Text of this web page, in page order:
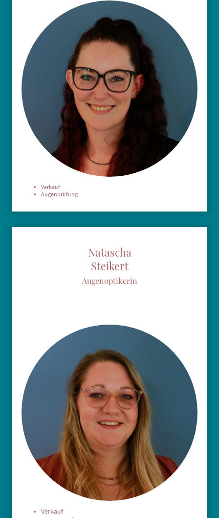
Verkauf
Augenprüfung
Natascha
Steikert
Augenoptikerin
Verkauf